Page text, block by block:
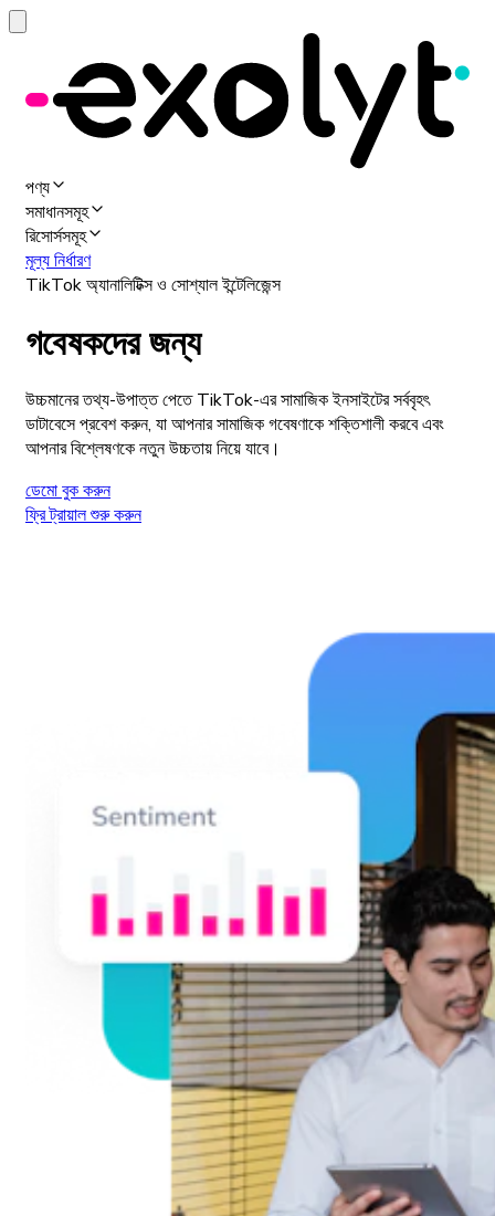
পণ্য
সমাধানসমূহ
রিসোর্সসমূহ
মূল্য নির্ধারণ
TikTok অ্যানালিটিক্স ও সোশ্যাল ইন্টেলিজেন্স
গবেষকদের জন্য
উচ্চমানের তথ্য-উপাত্ত পেতে TikTok-এর সামাজিক ইনসাইটের সর্ববৃহৎ
ডাটাবেসে প্রবেশ করুন, যা আপনার সামাজিক গবেষণাকে শক্তিশালী করবে এবং
আপনার বিশ্লেষণকে নতুন উচ্চতায় নিয়ে যাবে।
ডেমো বুক করুন
ফ্রি ট্রায়াল শুরু করুন